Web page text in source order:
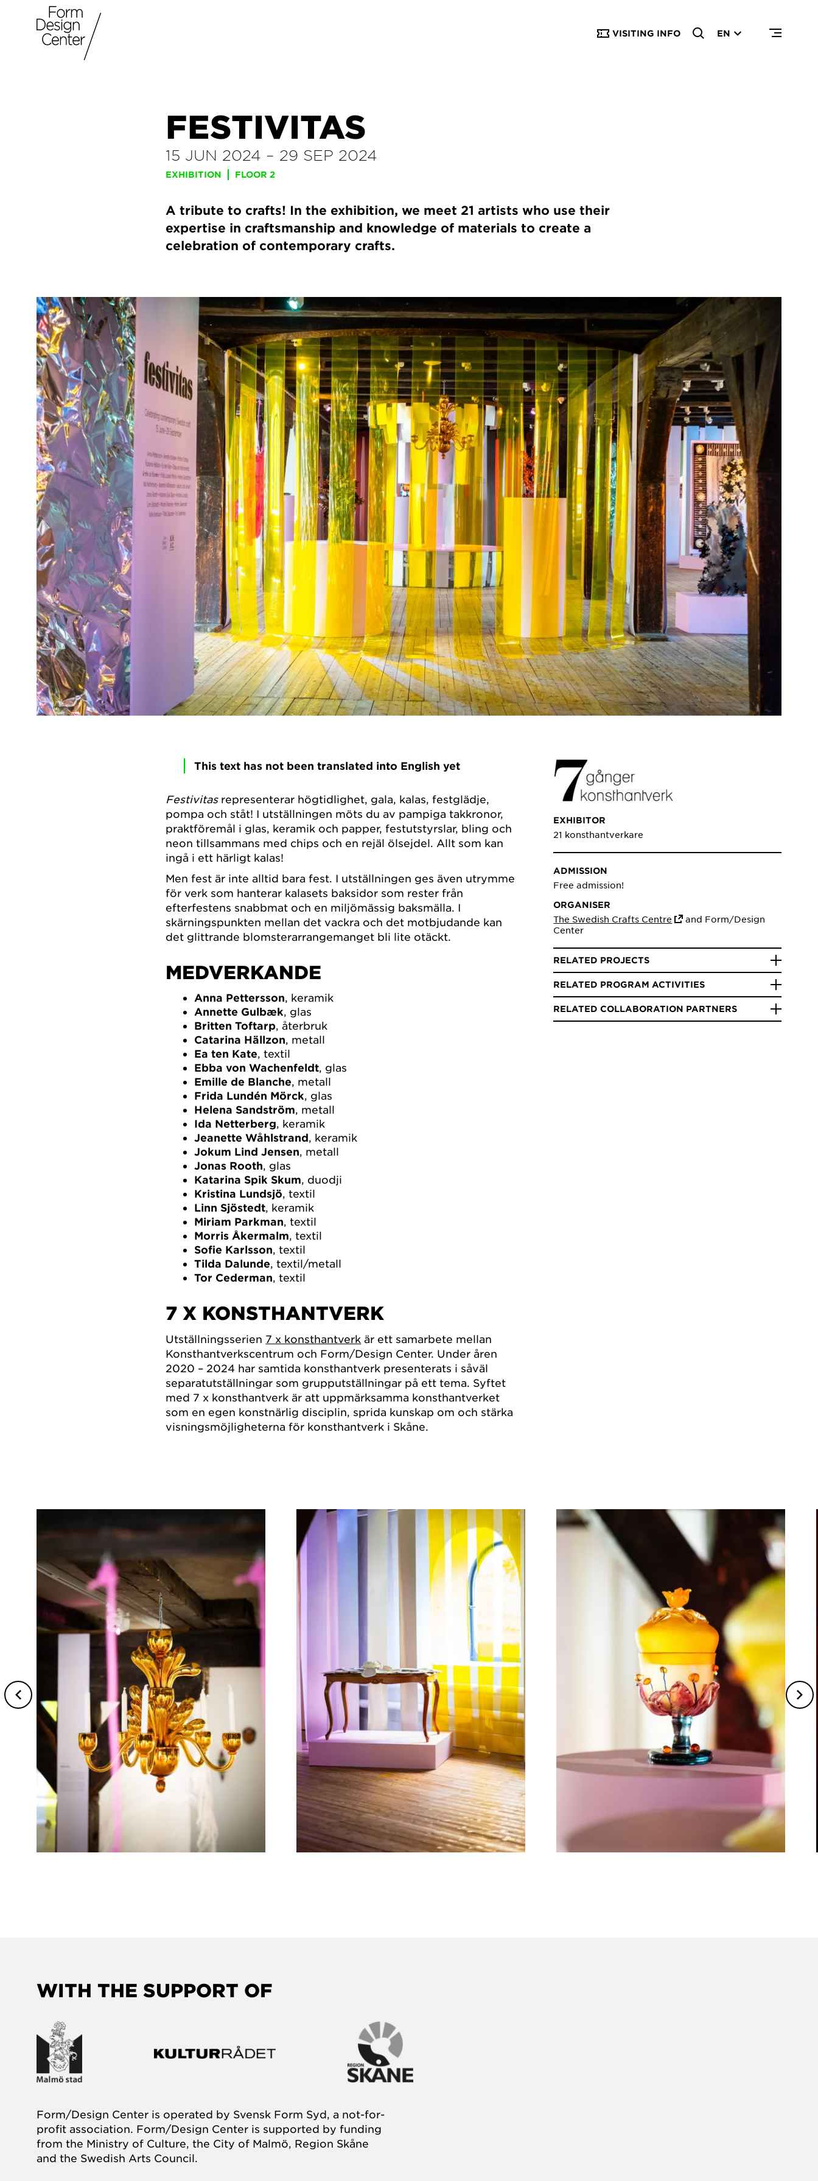
VISITING INFO EN
FESTIVITAS
15 JUN 2024 – 29 SEP 2024
EXHIBITION FLOOR 2
A tribute to crafts! In the exhibition, we meet 21 artists who use their
expertise in craftsmanship and knowledge of materials to create a
celebration of contemporary crafts.
This text has not been translated into English yet
Festivitasrepresenterar högtidlighet, gala, kalas, festglädje,
pompa och ståt! I utställningen möts du av pampiga takkronor,
praktföremål i glas, keramik och papper, festutstyrslar, bling och
neon tillsammans med chips och en rejäl ölsejdel. Allt som kan
ingå i ett härligt kalas!
Men fest är inte alltid bara fest. I utställningen ges även utrymme
för verk som hanterar kalasets baksidor som rester från
efterfestens snabbmat och en miljömässig baksmälla. I
skärningspunkten mellan det vackra och det motbjudande kan
det glittrande blomsterarrangemanget bli lite otäckt.
MEDVERKANDE
Anna Pettersson, keramik
Annette Gulbæk, glas
Britten Toftarp, återbruk
Catarina Hällzon, metall
Ea ten Kate, textil
Ebba von Wachenfeldt, glas
Emille de Blanche, metall
Frida Lundén Mörck, glas
Helena Sandström, metall
Ida Netterberg, keramik
Jeanette Wåhlstrand, keramik
Jokum Lind Jensen, metall
Jonas Rooth, glas
Katarina Spik Skum, duodji
Kristina Lundsjö, textil
Linn Sjöstedt, keramik
Miriam Parkman, textil
Morris Åkermalm, textil
Sofie Karlsson, textil
Tilda Dalunde, textil/metall
Tor Cederman, textil
7 X KONSTHANTVERK
Utställningsserien 7 x konsthantverk är ett samarbete mellan
Konsthantverkscentrum och Form/Design Center. Under åren
2020 – 2024 har samtida konsthantverk presenterats i såväl
separatutställningar som grupputställningar på ett tema. Syftet
med 7 x konsthantverk är att uppmärksamma konsthantverket
som en egen konstnärlig disciplin, sprida kunskap om och stärka
visningsmöjligheterna för konsthantverk i Skåne.
EXHIBITOR
21 konsthantverkare
ADMISSION
Free admission!
ORGANISER
The Swedish Crafts Centre
and Form/Design
Center
RELATED PROJECTS
RELATED PROGRAM ACTIVITIES
RELATED COLLABORATION PARTNERS
WITH THE SUPPORT OF
Form/Design Center is operated by Svensk Form Syd, a not-for-
profit association. Form/Design Center is supported by funding
from the Ministry of Culture, the City of Malmö, Region Skåne
and the Swedish Arts Council.